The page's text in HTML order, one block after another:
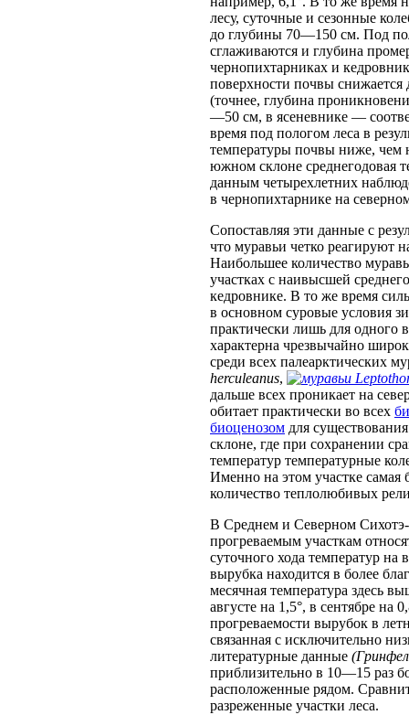
лесу, суточные и сезонные
до глубины 70—150 см. Под
сглаживаются и глубина
чернопихтарниках и
поверхности почвы снижается
(точнее, глубина
—50 см, в ясеневнике —
время под пологом леса в
температуры почвы ниже, чем
южном склоне среднегодовая
данным четырехлетних
в чернопихтарнике на
Сопоставляя эти данные с
что муравьи четко реагируют
Наибольшее количество
участках с наивысшей
кедровнике. В то же время
в основном суровые условия
практически лишь для
характерна чрезвычайно
среди всех палеарктических
herculeanus,
дальше всех проникает на
обитает практически во всех
биоценозом для
склоне, где при сохранении
температур температурные
Именно на этом участке самая
количество теплолюбивых
В Среднем и Северном
прогреваемым участкам
суточного хода температур на
вырубка находится в более
месячная температура здесь
августе на 1,5°, в сентябре на
прогреваемости вырубок в
связанная с исключительно
литературные данные
приблизительно в 10—15 раз
расположенные рядом.
разреженные участки леса.